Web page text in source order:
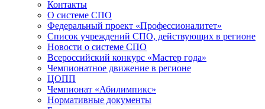
Контакты
О системе СПО
Федеральный проект «Профессионалитет»
Список учреждений СПО, действующих в регионе
Новости о системе СПО
Всероссийский конкурс «Мастер года»
Чемпионатное движение в регионе
ЦОПП
Чемпионат «Абилимпикс»
Нормативные документы